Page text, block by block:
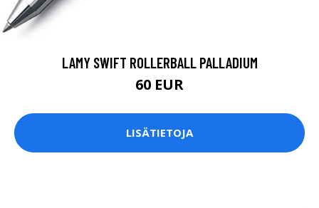
LAMY SWIFT ROLLERBALL PALLADIUM
60 EUR
LISÄTIETOJA